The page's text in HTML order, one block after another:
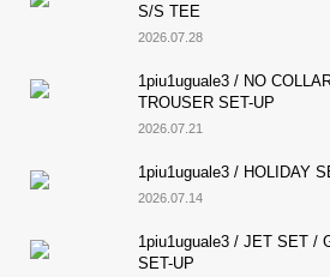
S/S TEE
2026.07.28
1piu1uguale3 / NO
TROUSER SET-UP
2026.07.21
1piu1uguale3 / HOLIDAY
2026.07.14
1piu1uguale3 / JET SET /
SET-UP